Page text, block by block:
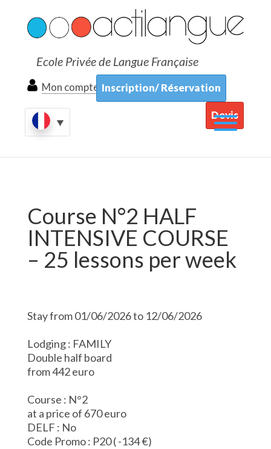
Ecole Privée de Langue Française
Mon compte Inscription/ Réservation
Devis
Course N°2 HALF
INTENSIVE COURSE
– 25 lessons per week
Stay from 01/06/2026 to 12/06/2026
Lodging : FAMILY
Double half board
from 442 euro
Course : N°2
at a price of 670 euro
DELF : No
Code Promo : P20 ( -134 €)